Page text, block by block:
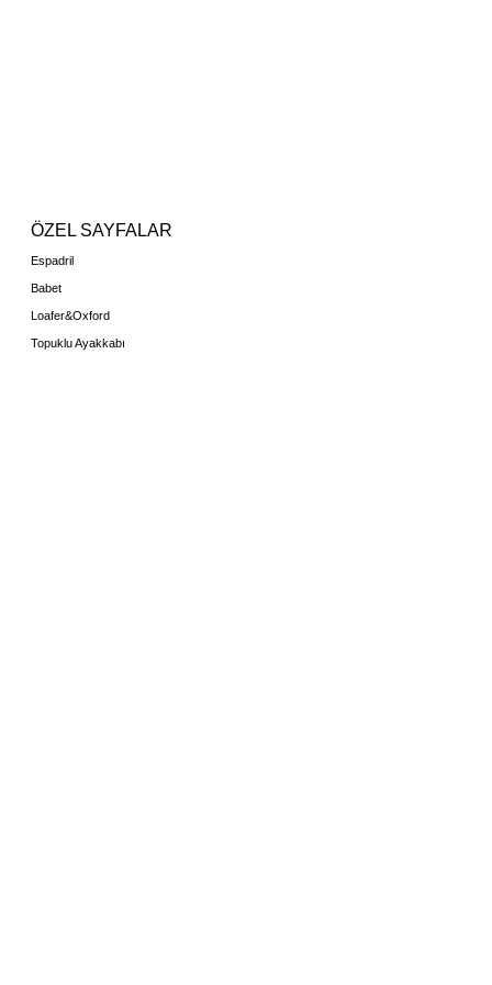
ÖZEL SAYFALAR
Espadril
Babet
Loafer&Oxford
Topuklu Ayakkabı